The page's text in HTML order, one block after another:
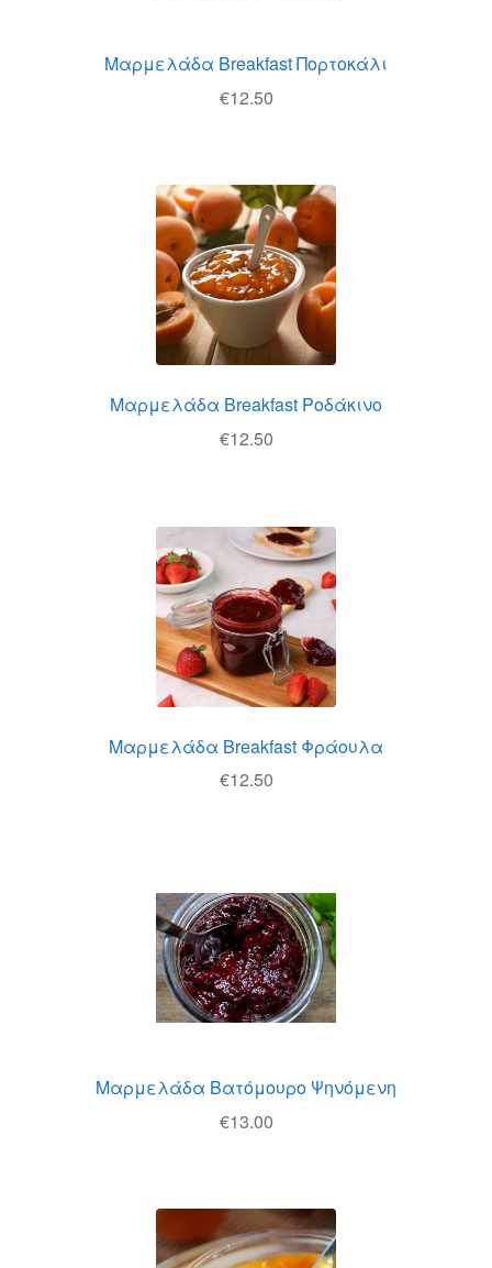
Μαρμελάδα Breakfast Πορτοκάλι
€12.50
Μαρμελάδα Breakfast Ροδάκινο
€12.50
Μαρμελάδα Breakfast Φράουλα
€12.50
Μαρμελάδα Βατόμουρο Ψηνόμενη
€13.00